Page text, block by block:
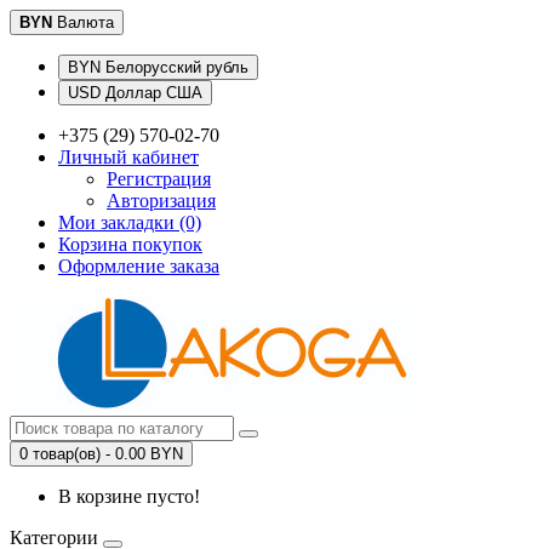
BYN Валюта
BYN Белорусский рубль
USD Доллар США
+375 (29) 570-02-70
Личный кабинет
Регистрация
Авторизация
Мои закладки (0)
Корзина покупок
Оформление заказа
0 товар(ов) - 0.00 BYN
В корзине пусто!
Категории